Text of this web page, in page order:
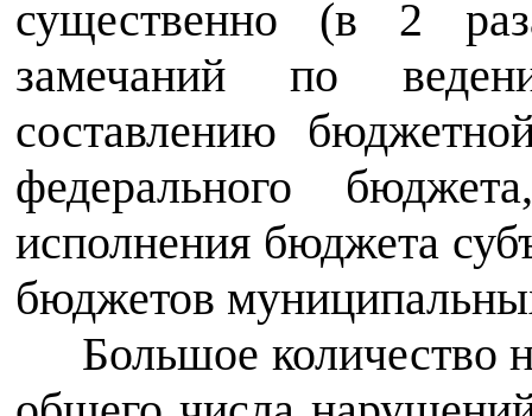
существенно (в 2
замечаний по
составлению
федерального
исполнения бюджета
бюджетов
Большое количество